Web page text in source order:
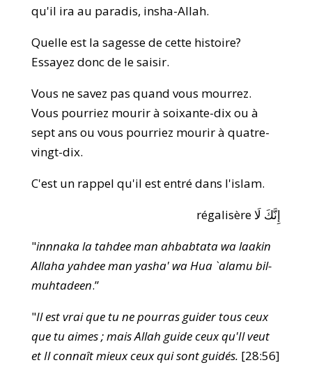
qu'il ira au paradis, insha-Allah.
Quelle est la sagesse de cette histoire?
Essayez donc de le saisir.
Vous ne savez pas quand vous mourrez.
Vous pourriez mourir à soixante-dix ou à
sept ans ou vous pourriez mourir à quatre-
vingt-dix.
C'est un rappel qu'il est entré dans l'islam.
إِنَّكَ لَا régalisère
"innnaka la tahdee man ahbabtata wa laakin
Allaha yahdee man yasha' wa Hua `alamu bil-
muhtadeen.”
"Il est vrai que tu ne pourras guider tous ceux
que tu aimes ; mais Allah guide ceux qu'Il veut
et Il connaît mieux ceux qui sont guidés. [28:56]